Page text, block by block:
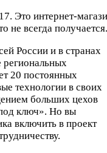
Это интернет-
не всегда
России и в странах
20 постоянных
технологии в своих
больших цехов
ключ». Но вы
включить в проект